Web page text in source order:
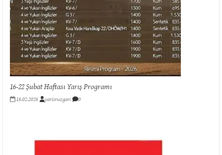
16-22 Şubat Haftası Yarış Programı
16.02.2026 yarisruzgari 0